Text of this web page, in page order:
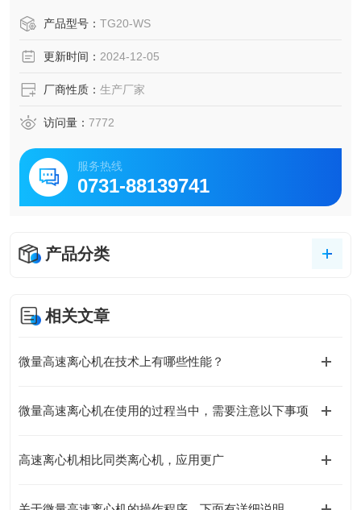
产品型号： TG20-WS
更新时间： 2024-12-05
厂商性质： 生产厂家
访问量： 7772
服务热线
0731-88139741
产品分类
相关文章
微量高速离心机在技术上有哪些性能？
微量高速离心机在使用的过程当中，需要注意以下事项
高速离心机相比同类离心机，应用更广